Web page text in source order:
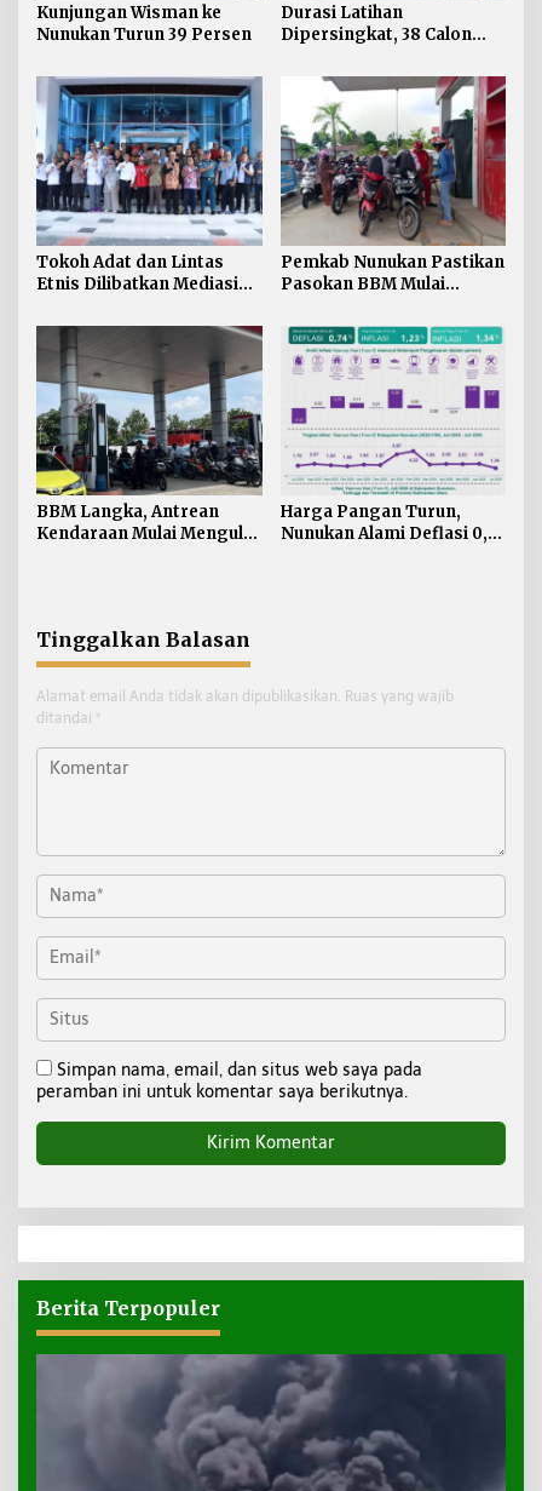
Kunjungan Wisman ke
Nunukan Turun 39 Persen
Durasi Latihan
Dipersingkat, 38 Calon
Digembleng Tampil
Maksimal
Tokoh Adat dan Lintas
Etnis Dilibatkan Mediasi
Nunukan
Pemkab Nunukan Pastikan
Pasokan BBM Mulai
Didistribusikan
BBM Langka, Antrean
Kendaraan Mulai Mengular
Harga Pangan Turun,
Nunukan Alami Deflasi 0,74
Tinggalkan Balasan
Alamat email Anda tidak akan dipublikasikan. Ruas yang wajib
ditandai *
Simpan nama, email, dan situs web saya pada
peramban ini untuk komentar saya berikutnya.
Berita Terpopuler